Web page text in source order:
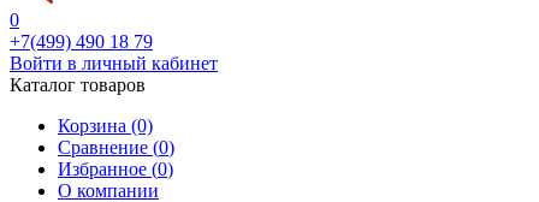
0
+7(499) 490 18 79
Войти в личный кабинет
Каталог товаров
Корзина (0)
Сравнение (0)
Избранное (0)
О компании